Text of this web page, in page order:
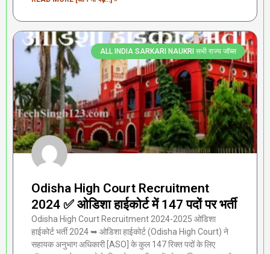
ALL INDIA SARKARI NAUKRI सभी राज्य जॉब्स
Odisha High Court Recruitment
2024 ✅ ओडिशा हाईकोर्ट में 147 पदों पर भर्ती
Odisha High Court Recruitment 2024-2025 ओडिशा
हाईकोर्ट भर्ती 2024 ➥ ओडिशा हाईकोर्ट (Odisha High Court) ने
सहायक अनुभाग अधिकारी [ASO] के कुल 147 रिक्त पदों के लिए